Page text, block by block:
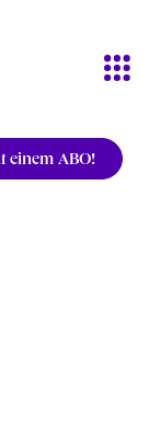
einem ABO!